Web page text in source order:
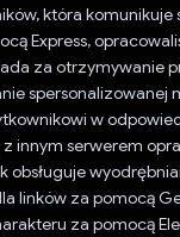
która komunikuje
Express,
za otrzymywanie
spersonalizowanej
w
z innym serwerem
obsługuje
linków za pomocą
za pomocą